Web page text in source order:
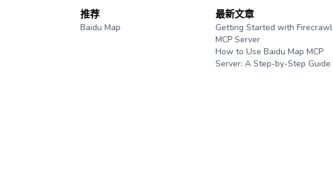
推荐
Baidu Map
最新文章
Getting Started with Firecrawl
MCP Server
How to Use Baidu Map MCP
Server: A Step-by-Step Guide